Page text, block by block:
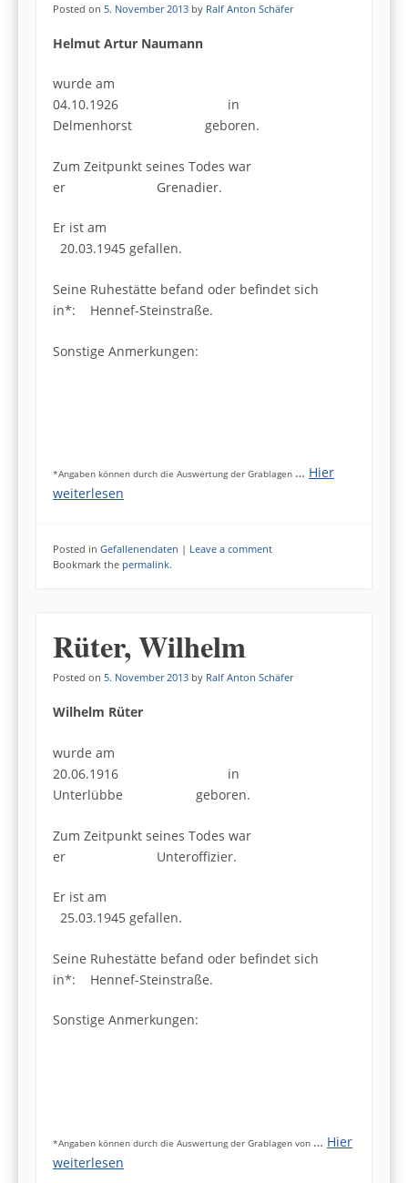
Posted on 5. November 2013 by Ralf Anton Schäfer
Helmut Artur Naumann
wurde am
04.10.1926 in
Delmenhorst geboren.
Zum Zeitpunkt seines Todes war
er Grenadier.
Er ist am
20.03.1945 gefallen.
Seine Ruhestätte befand oder befindet sich
in*: Hennef-Steinstraße.
Sonstige Anmerkungen:
*Angaben können durch die Auswertung der Grablagen … Hier
weiterlesen
Posted in Gefallenendaten | Leave a comment
Bookmark the permalink.
Rüter, Wilhelm
Posted on 5. November 2013 by Ralf Anton Schäfer
Wilhelm Rüter
wurde am
20.06.1916 in
Unterlübbe geboren.
Zum Zeitpunkt seines Todes war
er Unteroffizier.
Er ist am
25.03.1945 gefallen.
Seine Ruhestätte befand oder befindet sich
in*: Hennef-Steinstraße.
Sonstige Anmerkungen:
*Angaben können durch die Auswertung der Grablagen von … Hier
weiterlesen